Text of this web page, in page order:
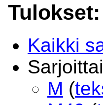
Tulokset:
Kaikki
M (